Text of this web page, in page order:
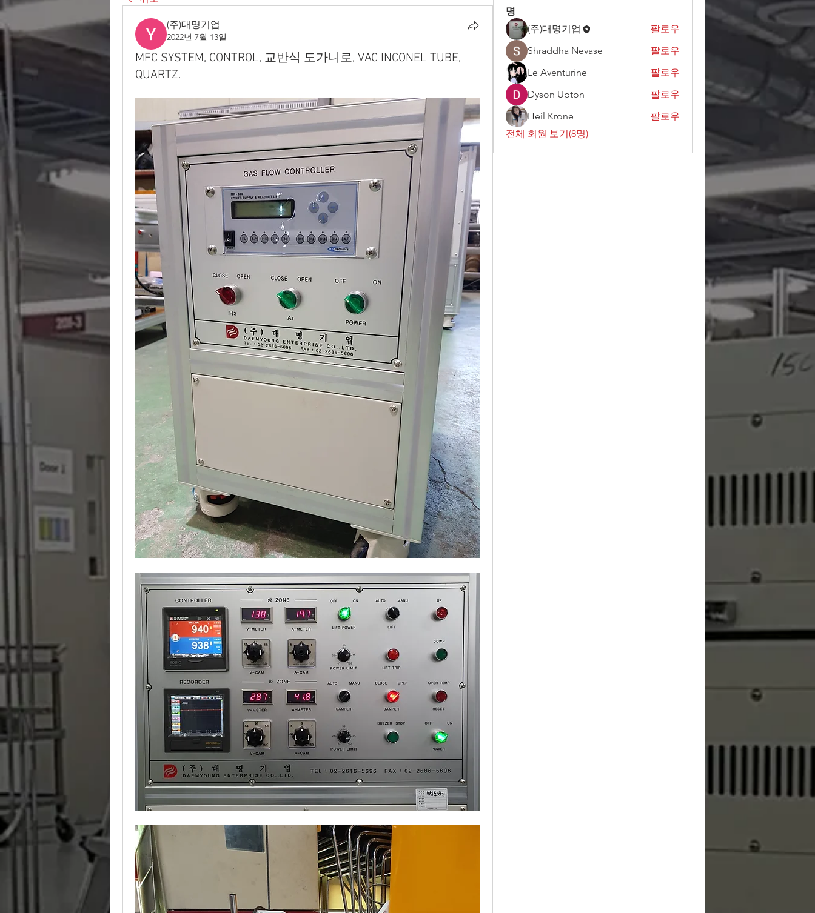
(주)대명기업
2022년 7월 13일
MFC SYSTEM, CONTROL, 교반식 도가니로, VAC INCONEL TUBE,
QUARTZ.
명
(주)대명기업
팔로우
Shraddha Nevase
팔로우
Le Aventurine
팔로우
Dyson Upton
팔로우
Heil Krone
팔로우
전체 회원 보기(8명)